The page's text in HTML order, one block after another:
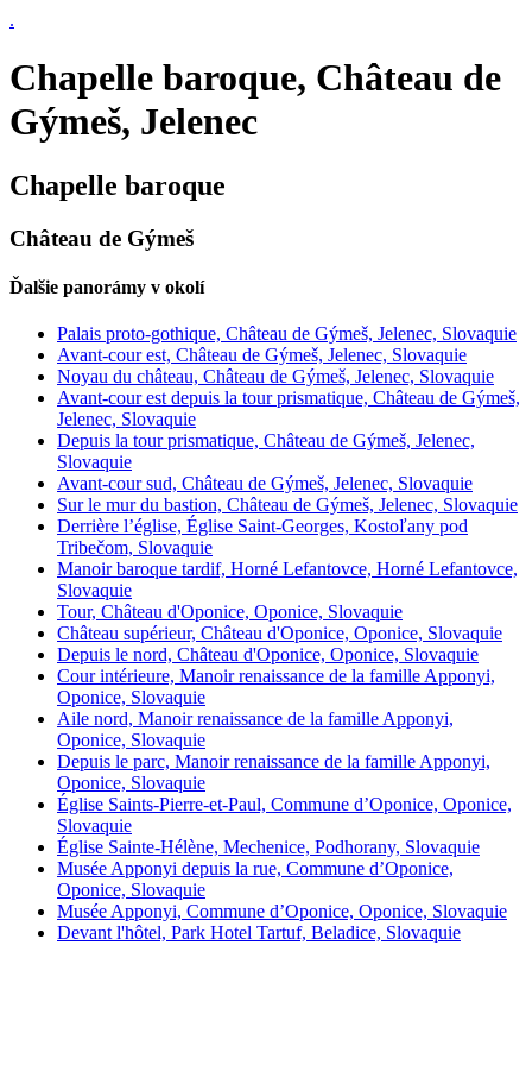
.
Chapelle baroque, Château de
Gýmeš, Jelenec
Chapelle baroque
Château de Gýmeš
Ďalšie panorámy v okolí
Palais proto-gothique, Château de Gýmeš, Jelenec, Slovaquie
Avant-cour est, Château de Gýmeš, Jelenec, Slovaquie
Noyau du château, Château de Gýmeš, Jelenec, Slovaquie
Avant-cour est depuis la tour prismatique, Château de Gýmeš,
Jelenec, Slovaquie
Depuis la tour prismatique, Château de Gýmeš, Jelenec,
Slovaquie
Avant-cour sud, Château de Gýmeš, Jelenec, Slovaquie
Sur le mur du bastion, Château de Gýmeš, Jelenec, Slovaquie
Derrière l’église, Église Saint-Georges, Kostoľany pod
Tribečom, Slovaquie
Manoir baroque tardif, Horné Lefantovce, Horné Lefantovce,
Slovaquie
Tour, Château d'Oponice, Oponice, Slovaquie
Château supérieur, Château d'Oponice, Oponice, Slovaquie
Depuis le nord, Château d'Oponice, Oponice, Slovaquie
Cour intérieure, Manoir renaissance de la famille Apponyi,
Oponice, Slovaquie
Aile nord, Manoir renaissance de la famille Apponyi,
Oponice, Slovaquie
Depuis le parc, Manoir renaissance de la famille Apponyi,
Oponice, Slovaquie
Église Saints-Pierre-et-Paul, Commune d’Oponice, Oponice,
Slovaquie
Église Sainte-Hélène, Mechenice, Podhorany, Slovaquie
Musée Apponyi depuis la rue, Commune d’Oponice,
Oponice, Slovaquie
Musée Apponyi, Commune d’Oponice, Oponice, Slovaquie
Devant l'hôtel, Park Hotel Tartuf, Beladice, Slovaquie